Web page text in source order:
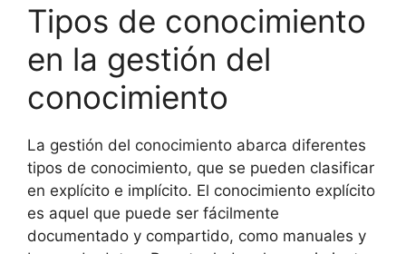
Tipos de conocimiento
en la gestión del
conocimiento
La gestión del conocimiento abarca diferentes
tipos de conocimiento, que se pueden clasificar
en explícito e implícito. El conocimiento explícito
es aquel que puede ser fácilmente
documentado y compartido, como manuales y